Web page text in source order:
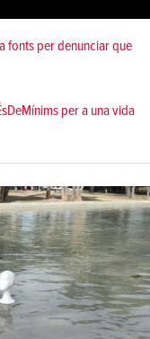
fonts per denunciar que
per a una vida